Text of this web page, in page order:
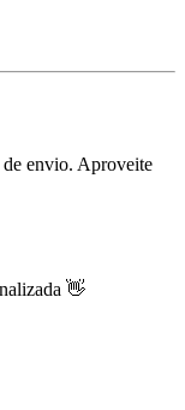
de envio. Aproveite
👋